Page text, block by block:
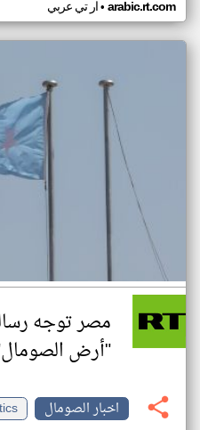
ار تي عربي• arabic.rt.com
مصر توجه
"أرض
اخبار الصومال